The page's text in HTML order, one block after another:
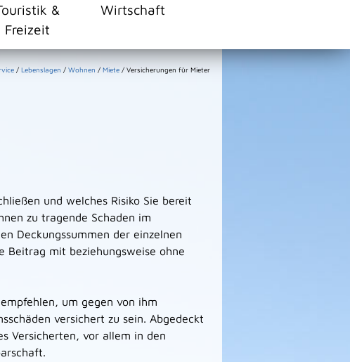
&
Freizeit
Wirtschaft
/ Lebenslagen / Wohnen / Miete / Versicherungen für Mieter
und welches Risiko Sie bereit
zu tragende Schaden im
Deckungssummen der einzelnen
Beitrag mit beziehungsweise ohne
um gegen von ihm
versichert zu sein. Abgedeckt
Versicherten, vor allem in den